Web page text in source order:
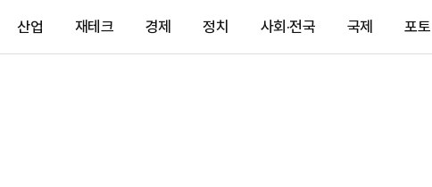
산업 재테크 경제 정치 사회·전국 국제 포토